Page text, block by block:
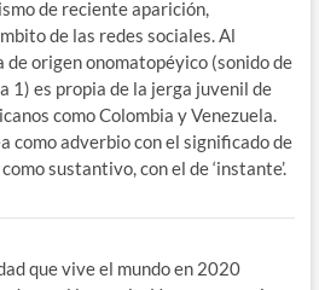
de reciente aparición,
de las redes sociales. Al
de origen onomatopéyico (sonido de
1) es propia de la jerga juvenil de
como Colombia y Venezuela.
como adverbio con el significado de
sustantivo, con el de ‘instante’.
que vive el mundo en 2020